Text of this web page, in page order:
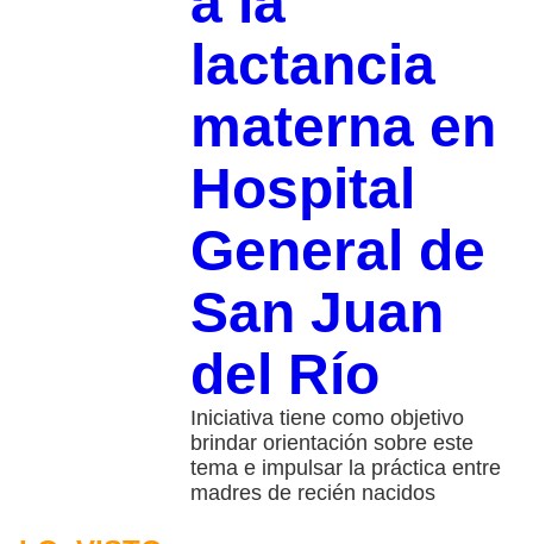
lactancia
materna en
Hospital
General de
San Juan
del Río
Iniciativa tiene como objetivo
brindar orientación sobre este
tema e impulsar la práctica entre
madres de recién nacidos